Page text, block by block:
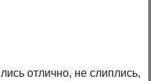
отлично, не слиплись,